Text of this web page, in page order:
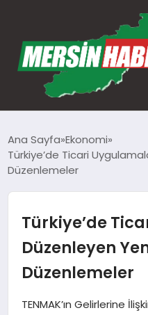
GÜNDEM
TEKNOLOJI
SPOR
Ana Sayfa Ekonomi
Türkiye’de Ticari
Düzenlemeler
Türkiye’de
Düzenleyen
Düzenlemeler
TENMAK’ın Gelirlerine